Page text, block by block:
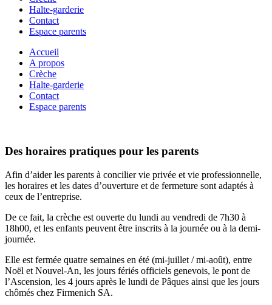
Halte-garderie
Contact
Espace parents
Accueil
A propos
Crèche
Halte-garderie
Contact
Espace parents
Des horaires pratiques pour les parents
Afin d’aider les parents à concilier vie privée et vie professionnelle,
les horaires et les dates d’ouverture et de fermeture sont adaptés à
ceux de l’entreprise.
De ce fait, la crèche est ouverte du lundi au vendredi de 7h30 à
18h00, et les enfants peuvent être inscrits à la journée ou à la demi-
journée.
Elle est fermée quatre semaines en été (mi-juillet / mi-août), entre
Noël et Nouvel-An, les jours fériés officiels genevois, le pont de
l’Ascension, les 4 jours après le lundi de Pâques ainsi que les jours
chômés chez Firmenich SA.